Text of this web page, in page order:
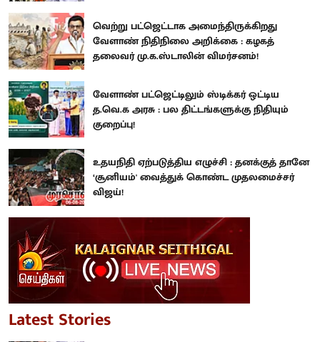
வெற்று பட்ஜெட்டாக அமைந்திருக்கிறது
வேளாண் நிதிநிலை அறிக்கை : கழகத்
தலைவர் மு.க.ஸ்டாலின் விமர்சனம்!
வேளாண் பட்ஜெட்டிலும் ஸ்டிக்கர் ஒட்டிய
த.வெ.க அரசு : பல திட்டங்களுக்கு நிதியும்
குறைப்பு!
உதயநிதி ஏற்படுத்திய எழுச்சி : தனக்குத் தானே
‘சூனியம்' வைத்துக் கொண்ட முதலமைச்சர்
விஜய்!
Latest Stories